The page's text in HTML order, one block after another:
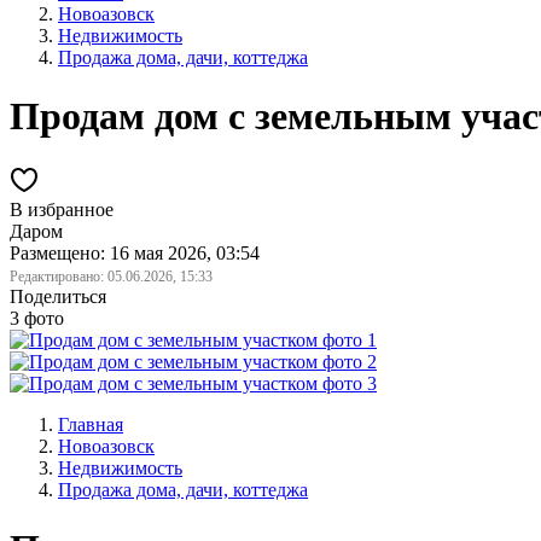
Новоазовск
Недвижимость
Продажа дома, дачи, коттеджа
Продам дом с земельным
В избранное
Даром
Размещено: 16 мая 2026, 03:54
Редактировано: 05.06.2026, 15:33
Поделиться
3 фото
Главная
Новоазовск
Недвижимость
Продажа дома, дачи, коттеджа